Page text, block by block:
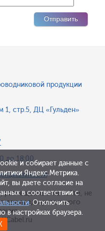
продукции
1, стр.5, ДЦ «Гульден»
до 18:00
размещенные на сайте, не
для предварительного
и собирает данные с
Яндекс.Метрика.
вы даете согласие на
в соответствии с
. Отключить
настройках браузера.